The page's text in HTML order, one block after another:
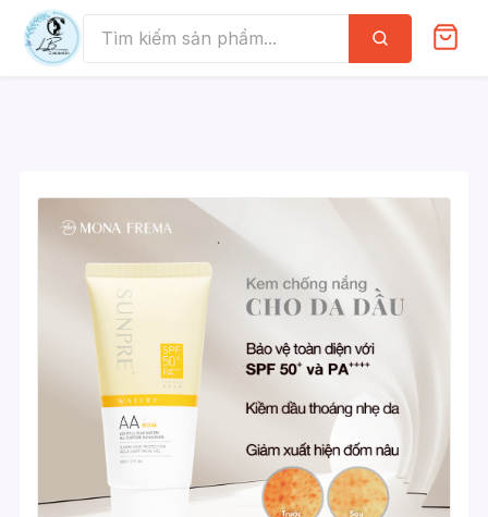
Skip
content
Tìm
kiếm